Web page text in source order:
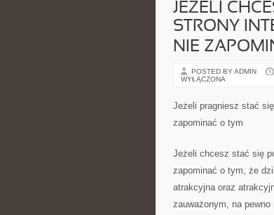
JEŻELI
STRONY
NIE
POSTED BY ADMIN
WYŁĄCZONA
Jeżeli pragniesz stać
zapominać o tym
Jeżeli chcesz stać się
zapominać o tym, że
atrakcyjna oraz
zauważonym, na